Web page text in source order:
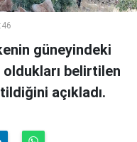
güneyindeki
oldukları belirtilen
açıkladı.